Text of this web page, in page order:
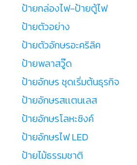
ป้ายกล่องไฟ-ป้ายตู้ไฟ
ป้ายตัวอย่าง
ป้ายตัวอักษรอะคริลิค
ป้ายพลาสวู๊ด
ป้ายอักษร ชุดเริ่มต้นธุรกิจ
ป้ายอักษรสเเตนเลส
ป้ายอักษรโลหะซิงค์
ป้ายอักษรไฟ LED
ป้ายไม้ธรรมชาติ